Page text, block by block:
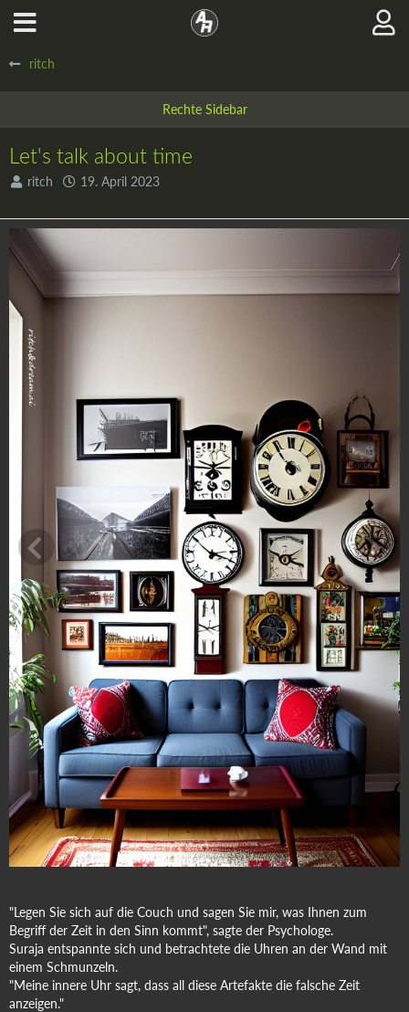
ritch
Let's talk about time
ritch 19. April 2023
"Legen Sie sich auf die Couch und sagen Sie mir, was Ihnen zum
Begriff der Zeit in den Sinn kommt", sagte der Psychologe.
Suraja entspannte sich und betrachtete die Uhren an der Wand mit
einem Schmunzeln.
"Meine innere Uhr sagt, dass all diese Artefakte die falsche Zeit
anzeigen."